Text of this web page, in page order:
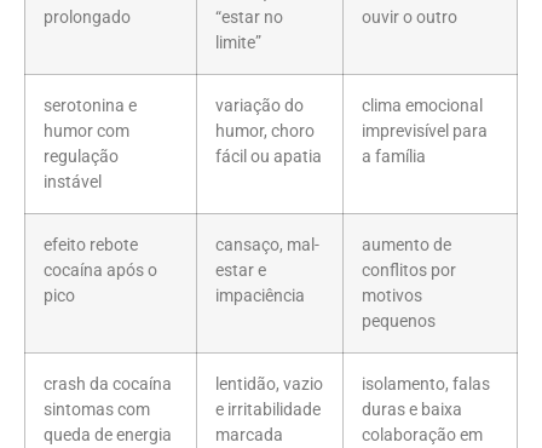
prolongado
“estar no
limite”
ouvir o outro
serotonina e
humor com
regulação
instável
variação do
humor, choro
fácil ou apatia
clima emocional
imprevisível para
a família
efeito rebote
cocaína após o
pico
cansaço, mal-
estar e
impaciência
aumento de
conflitos por
motivos
pequenos
crash da cocaína
sintomas com
queda de energia
lentidão, vazio
e irritabilidade
marcada
isolamento, falas
duras e baixa
colaboração em